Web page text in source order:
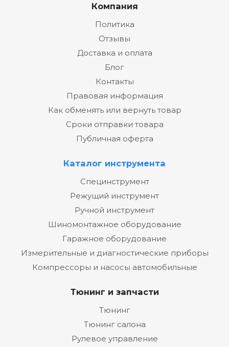
Компания
Политика
Отзывы
Доставка и оплата
Блог
Контакты
Правовая информация
Как обменять или вернуть товар
Сроки отправки товара
Публичная оферта
Каталог инструмента
Специнструмент
Режущий инструмент
Ручной инструмент
Шиномонтажное оборудование
Гаражное оборудование
Измерительные и диагностические приборы
Компрессоры и насосы автомобильные
Тюнинг и запчасти
Тюнинг
Тюнинг салона
Рулевое управление